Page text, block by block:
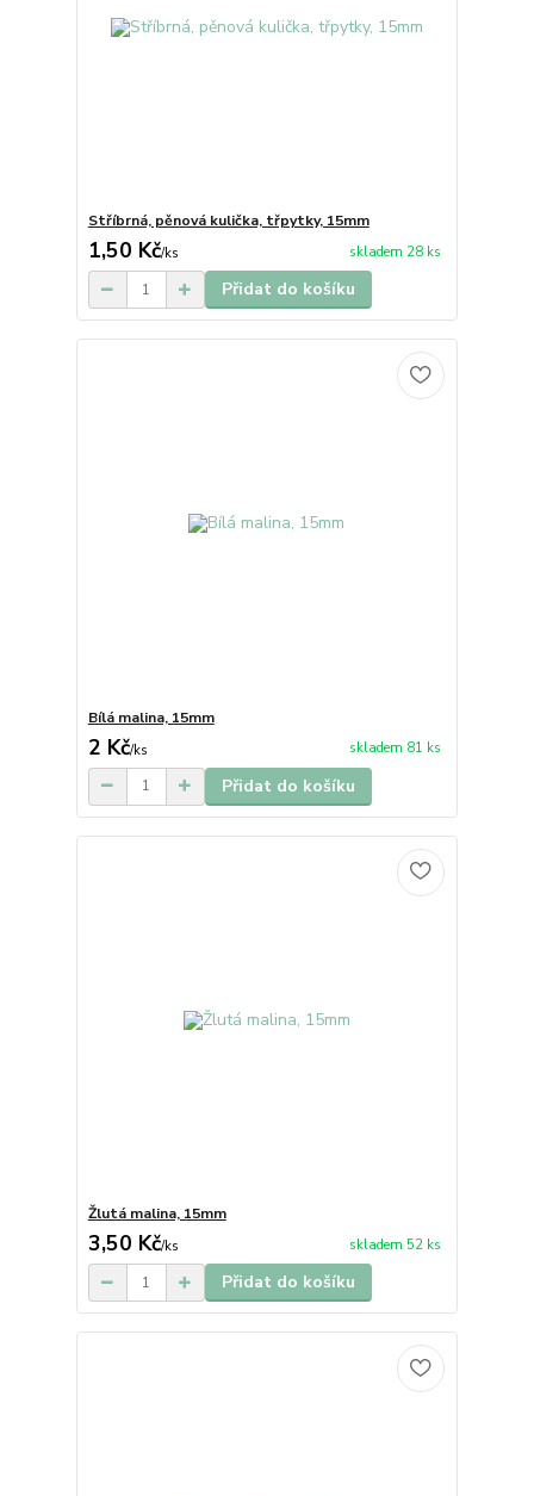
Stříbrná, pěnová kulička, třpytky, 15mm
1,50 Kč/ks skladem 28 ks
Přidat do košíku
Bílá malina, 15mm
2 Kč/ks skladem 81 ks
Přidat do košíku
Žlutá malina, 15mm
3,50 Kč/ks skladem 52 ks
Přidat do košíku